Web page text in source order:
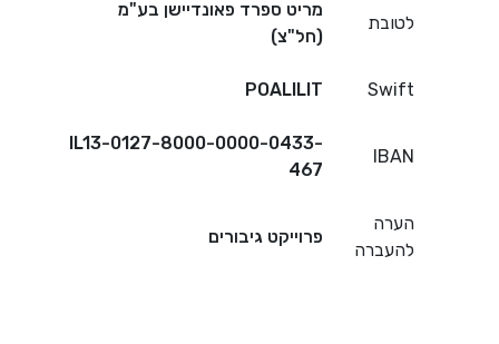
לטובת
מריט ספרד פאונדיישן בע"מ
(חל"צ)
Swift
POALILIT
IBAN
IL13-0127-8000-0000-0433-
467
הערה
להעברה
פרוייקט גיבורים